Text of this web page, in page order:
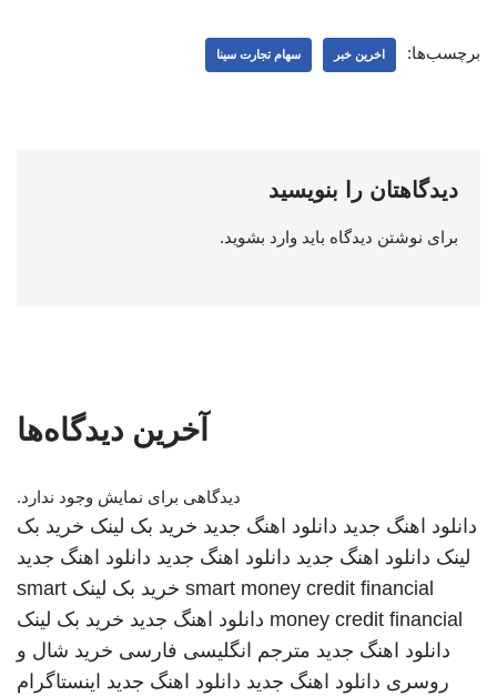
برچسب‌ها: اخرین خبر سهام تجارت سینا
دیدگاهتان را بنویسید
برای نوشتن دیدگاه باید وارد بشوید.
آخرین دیدگاه‌ها
دیدگاهی برای نمایش وجود ندارد.
دانلود اهنگ جدید دانلود اهنگ جدید خرید بک لینک خرید بک
لینک دانلود اهنگ جدید دانلود اهنگ جدید دانلود اهنگ جدید
smart money credit financial خرید بک لینک smart
money credit financial دانلود اهنگ جدید خرید بک لینک
دانلود اهنگ جدید مترجم انگلیسی فارسی خرید شال و
روسری دانلود اهنگ جدید دانلود اهنگ جدید اینستاگرام